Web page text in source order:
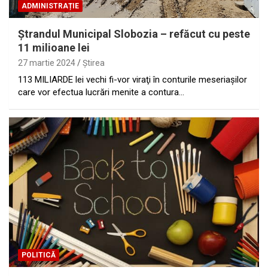
ADMINISTRAȚIE
Ştrandul Municipal Slobozia – refăcut cu peste
11 milioane lei
27 martie 2024 Ştirea
113 MILIARDE lei vechi fi-vor viraţi în conturile meseriaşilor
care vor efectua lucrări menite a contura…
POLITICĂ